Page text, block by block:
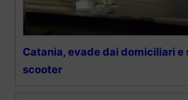
Catania, evade dai domiciliari e
scooter